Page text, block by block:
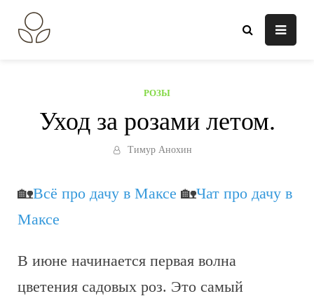
содержанию
РОЗЫ
Уход за розами летом.
Тимур Анохин
🏡Всё про дачу в Максе 🏡Чат про дачу в
Максе
В июне начинается первая волна
цветения садовых роз. Это самый